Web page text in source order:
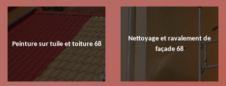
Peinture sur tuile et toiture 68
Nettoyage et ravalement de
façade 68